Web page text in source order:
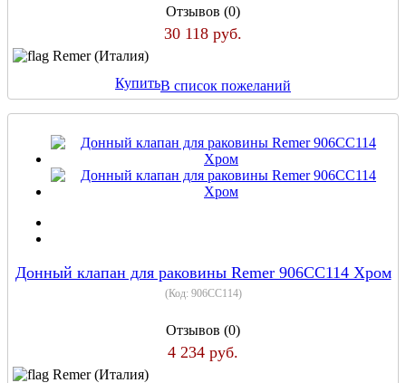
Отзывов (0)
30 118 руб.
Remer (Италия)
КупитьВ список пожеланий
Донный клапан для раковины Remer 906CC114 Хром
(Код: 906CC114)
Отзывов (0)
4 234 руб.
Remer (Италия)